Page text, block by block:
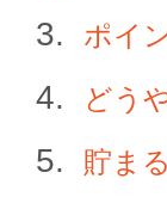
ポイ
どう
貯ま